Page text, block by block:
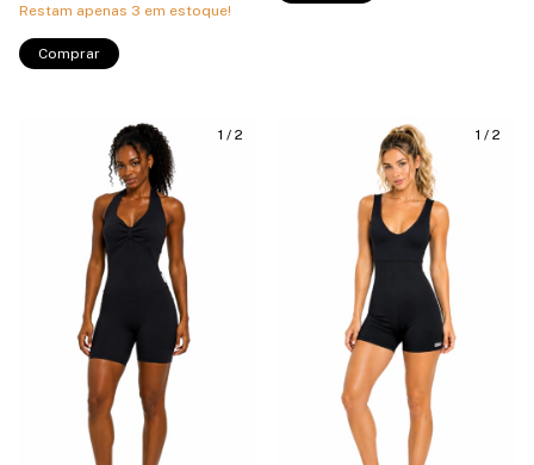
Restam apenas 3 em estoque!
1 / 2 1 / 2